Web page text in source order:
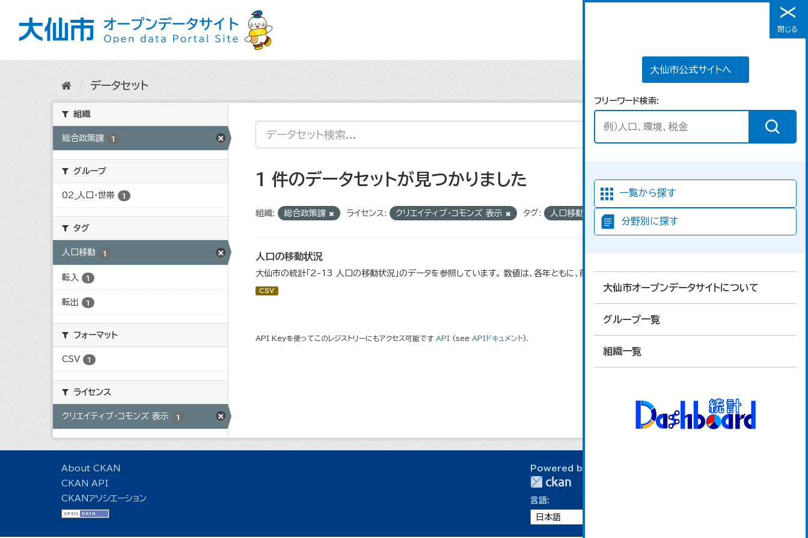
メニュー
大仙市公式サイトへ
フリーワード検索
一覧から探す
分野別に探す
大仙市オープンデータサイトについて
グループ一覧
組織一覧
閉じる
データセット
組織
総合政策課 1
グループ
02_人口・世帯 1
タグ
人口移動 1
転入 1
転出 1
フォーマット
CSV 1
ライセンス
クリエイティブ・コモンズ 表示 1
1 件のデータセットが見つかりました
組織: 総合政策課 ライセンス: クリエイティブ・コモンズ 表示 タグ: 人口移動
人口の移動状況
大仙市の統計「2-13 人口の移動状況」のデータを参照しています。 数値は、各年ともに、前年１０月１日～当年９月３０日で集計。
CSV
API Keyを使ってこのレジストリーにもアクセス可能です API (see APIドキュメント).
About CKAN
CKAN API
CKANアソシエーション
Powered by
言語